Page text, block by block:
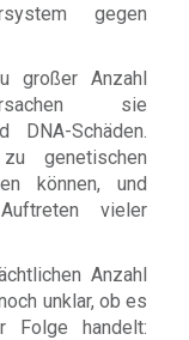
gegen
großer Anzahl
sie
DNA-Schäden.
genetischen
können, und
vieler
Anzahl
unklar, ob es
Folge handelt: